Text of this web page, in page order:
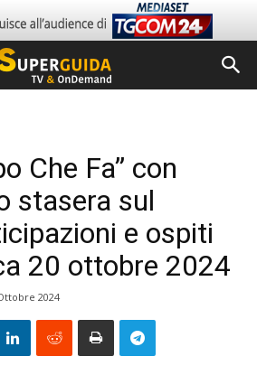
Che Fa” con
stasera sul
e ospiti
20 ottobre 2024
2024